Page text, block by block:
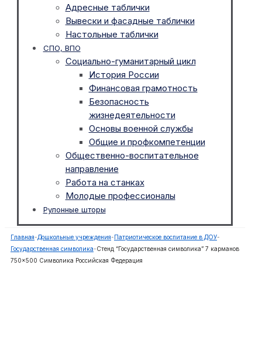
Адресные таблички
Вывески и фасадные таблички
Настольные таблички
СПО, ВПО
Социально-гуманитарный цикл
История России
Финансовая грамотность
Безопасность
жизнедеятельности
Основы военной службы
Общие и профкомпетенции
Общественно-воспитательное
направление
Работа на станках
Молодые профессионалы
Рулонные шторы
Главная-Дошкольные учреждения- Патриотическое воспитание в ДОУ-
Государственная символика-Стенд “Государственная символика” 7 карманов
750×500 Символика Российская Федерация